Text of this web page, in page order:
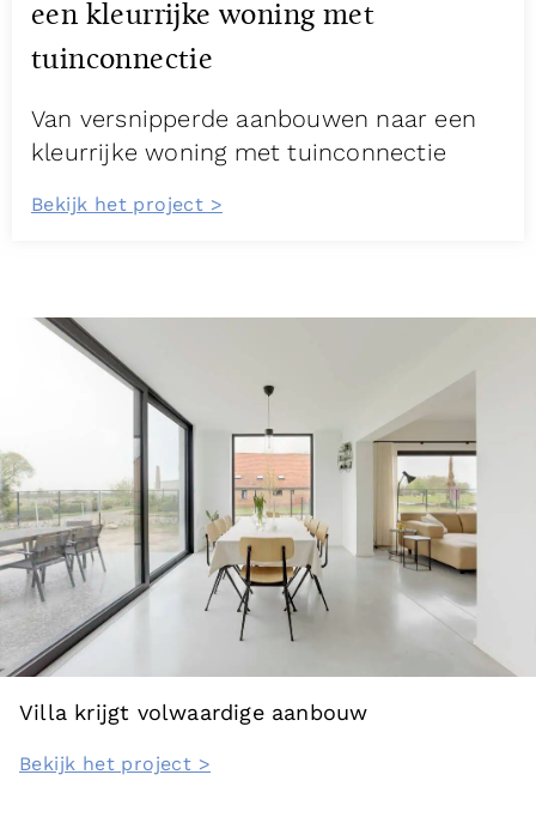
een kleurrijke woning met
tuinconnectie
Van versnipperde aanbouwen naar een
kleurrijke woning met tuinconnectie
Bekijk het project >
Villa krijgt volwaardige aanbouw
Bekijk het project >